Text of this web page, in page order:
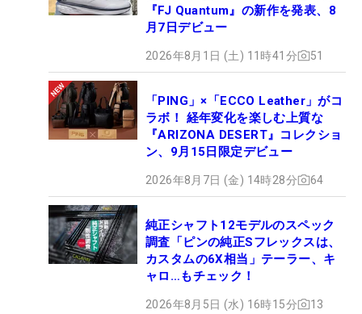
『FJ Quantum』の新作を発表、8
月7日デビュー
2026年8月1日 (土) 11時41分 51
「PING」×「ECCO Leather」がコ
ラボ！ 経年変化を楽しむ上質な
『ARIZONA DESERT』コレクショ
ン、9月15日限定デビュー
2026年8月7日 (金) 14時28分 64
純正シャフト12モデルのスペック
調査「ピンの純正Sフレックスは、
カスタムの6X相当」テーラー、キ
ャロ…もチェック！
2026年8月5日 (水) 16時15分 13